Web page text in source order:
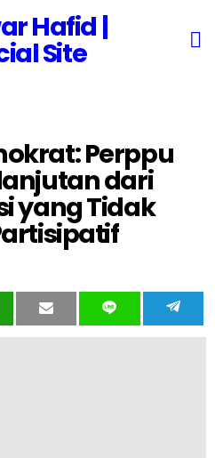
Perppu
dari
yang Tidak